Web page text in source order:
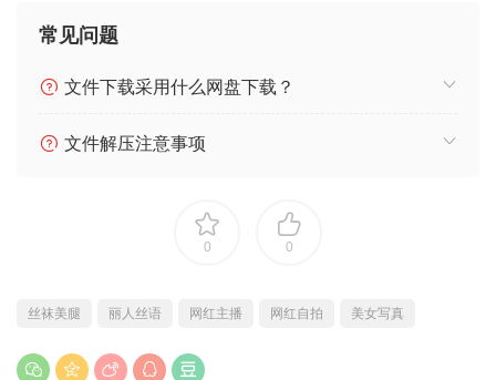
常见问题
文件下载采用什么网盘下载？
文件解压注意事项
0 0
丝袜美腿 丽人丝语 网红主播 网红自拍 美女写真